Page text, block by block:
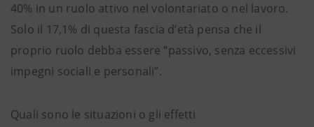
40% in un ruolo attivo nel volontariato o nel lavoro.
Solo il 17,1% di questa fascia d’età pensa che il
proprio ruolo debba essere “passivo, senza eccessivi
impegni sociali e personali”.
Quali sono le situazioni o gli effetti